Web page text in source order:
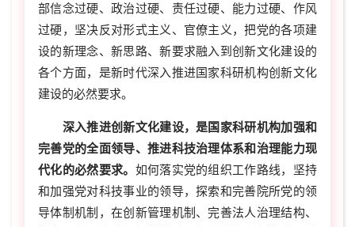
部信念过硬、政治过硬、责任过硬、能力过硬、作风
过硬，坚决反对形式主义、官僚主义，把党的各项建
设的新理念、新思路、新要求融入到创新文化建设的
各个方面，是新时代深入推进国家科研机构创新文化
建设的必然要求。
深入推进创新文化建设，是国家科研机构加强和
完善党的全面领导、推进科技治理体系和治理能力现
代化的必然要求。 如何落实党的组织工作路线，坚持
和加强党对科技事业的领导，探索和完善院所党的领
导体制机制，在创新管理机制、完善法人治理结构、